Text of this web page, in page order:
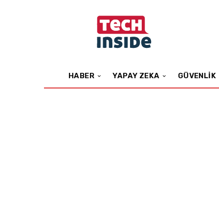
HABER YAPAY ZEKA GÜVENLIK